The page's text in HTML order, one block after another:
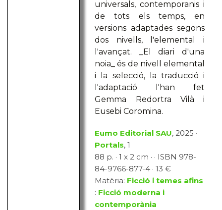
universals, contemporanis i
de tots els temps, en
versions adaptades segons
dos nivells, l'elemental i
l'avançat. _El diari d'una
noia_ és de nivell elemental
i la selecció, la traducció i
l'adaptació l'han fet
Gemma Redortra Vilà i
Eusebi Coromina.
Eumo Editorial SAU, 2025 ·
Portals, 1
88 p. · 1 x 2 cm · · ISBN 978-
84-9766-877-4 · 13 €
Matèria: Ficció i temes afins
: Ficció moderna i
contemporània